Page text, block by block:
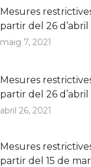
Mesures
partir del 26 d’abril
maig 7, 2021
Mesures
partir del 26 d’abril
abril 26, 2021
Mesures
partir del 15 de